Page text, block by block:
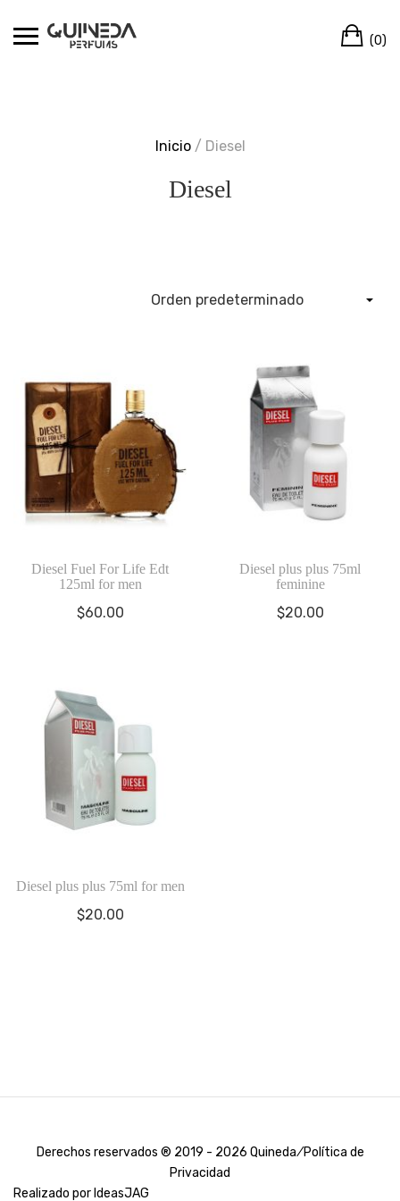
(0)
Inicio/ Diesel
Diesel
Diesel Fuel For Life Edt
125ml for men
$60.00
Diesel plus plus 75ml
feminine
$20.00
Diesel plus plus 75ml for men
$20.00
Derechos reservados ® 2019 - 2026 Quineda ⁄Política de
Privacidad
Realizado por IdeasJAG